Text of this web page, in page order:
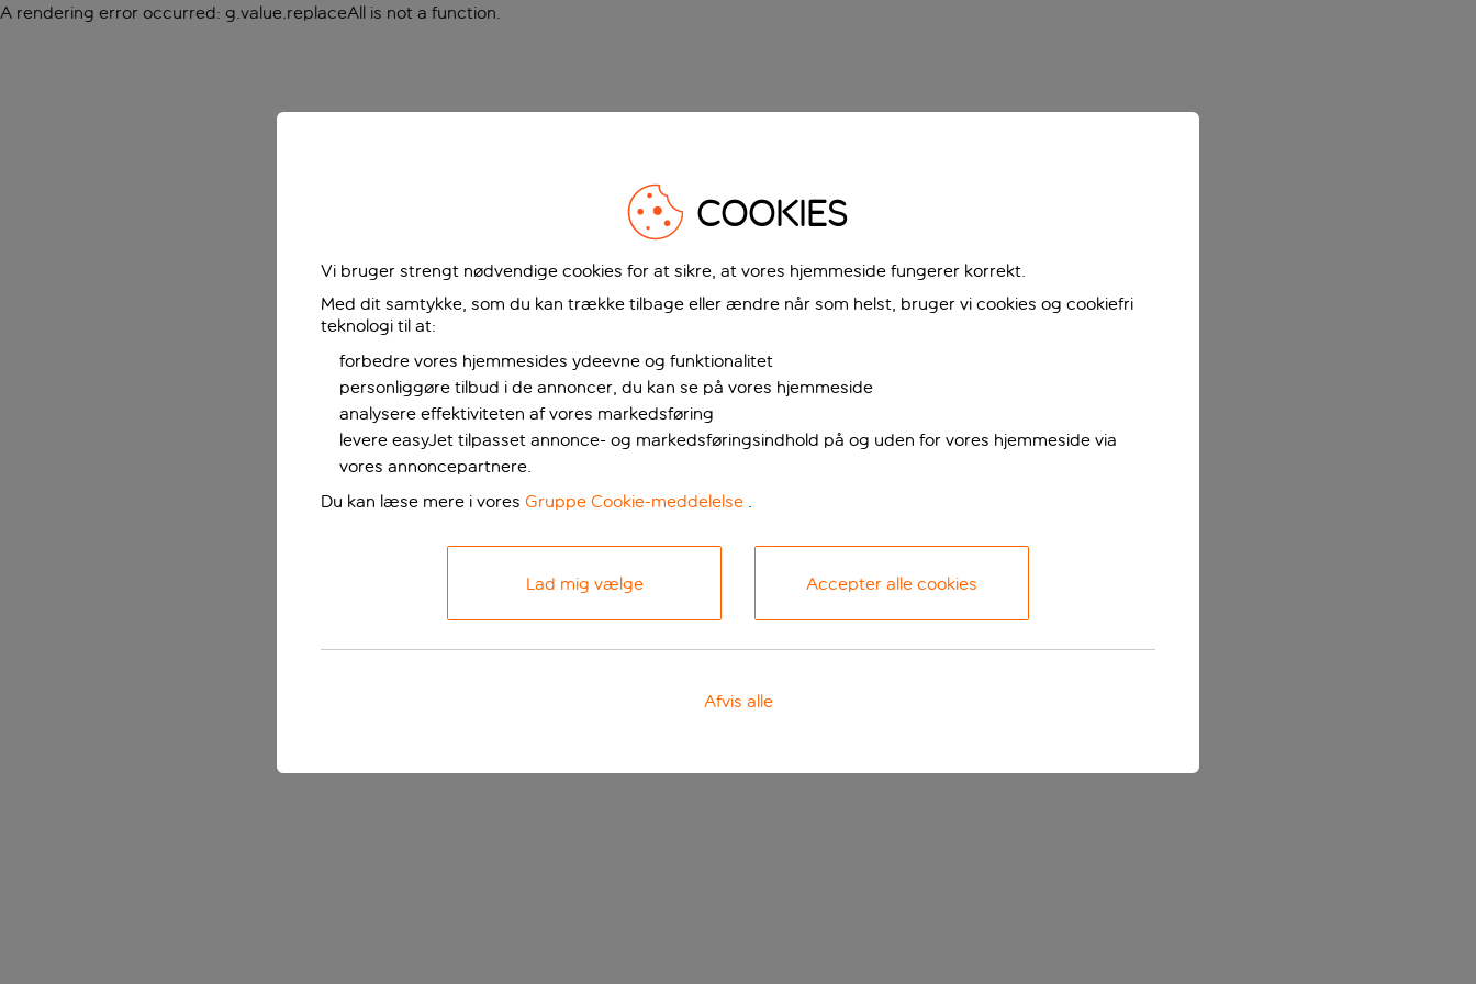
A rendering error occurred: g.value.replaceAll is not a function.
COOKIES
Vi bruger strengt nødvendige cookies for at sikre, at vores hjemmeside fungerer korrekt.
Med dit samtykke, som du kan trække tilbage eller ændre når som helst, bruger vi cookies og cookiefri
teknologi til at:
forbedre vores hjemmesides ydeevne og funktionalitet
personliggøre tilbud i de annoncer, du kan se på vores hjemmeside
analysere effektiviteten af vores markedsføring
levere easyJet tilpasset annonce- og markedsføringsindhold på og uden for vores hjemmeside via
vores annoncepartnere.
Du kan læse mere i vores Gruppe Cookie-meddelelse .
Lad mig vælge Accepter alle cookies
Afvis alle